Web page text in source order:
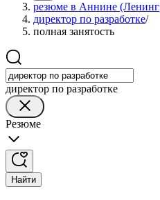
резюме в Аннине
директор по разработке/
полная занятость
директор по разработке
Резюме
Найти